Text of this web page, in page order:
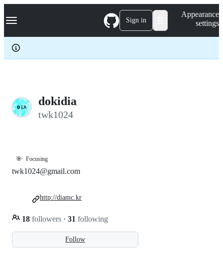
k
p
c
Navigation Menu Sign in
Appearance
settings
dokidia
twk1024
🎯 Focusing
Follow
twk1024@gmail.com
18 followers · 31 following
http://diamc.kr